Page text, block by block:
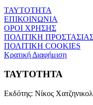
ΤΑΥΤΟΤΗΤΑ
ΕΠΙΚΟΙΝΩΝΙΑ
ΟΡΟΙ ΧΡΗΣΗΣ
ΠΟΛΙΤΙΚΗ
ΠΟΛΙΤΙΚΗ COOKIES
Κρατική Διαφήμιση
ΤΑΥΤΟΤΗΤΑ
Εκδότης: Νίκος